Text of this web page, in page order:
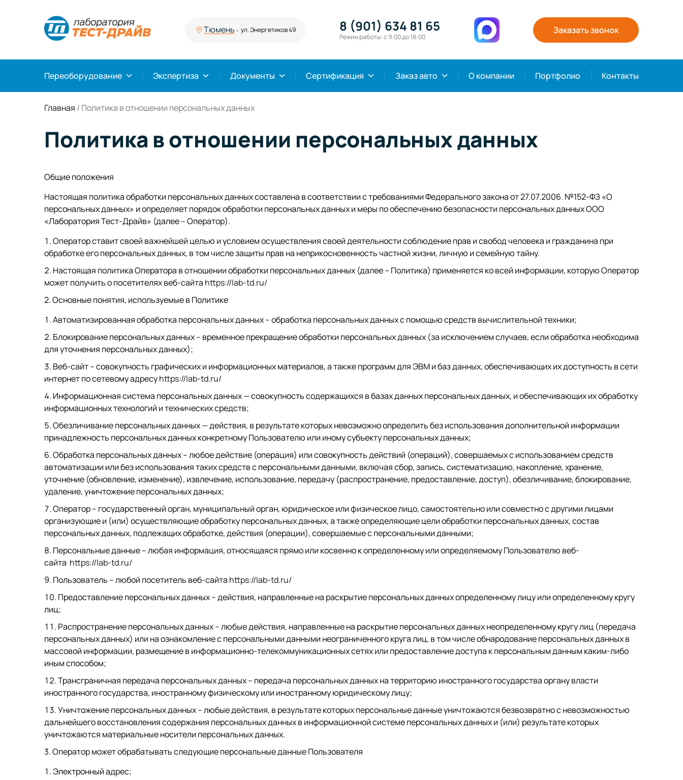
Тюмень ул. Энергетиков 49 8 (901) 634 81 65
Режим работы: с 9:00 до 18:00
Заказать звонок
Переоборудование Экспертиза Документы Сертификация Заказ авто О компании Портфолио Контакты
Главная / Политика в отношении персональных данных
Политика в отношении персональных данных
Общие положения
Настоящая политика обработки персональных данных составлена в соответствии с требованиями Федерального закона от 27.07.2006. №152-ФЗ «О
персональных данных» и определяет порядок обработки персональных данных и меры по обеспечению безопасности персональных данных ООО
«Лаборатория Тест-Драйв» (далее – Оператор).
Оператор ставит своей важнейшей целью и условием осуществления своей деятельности соблюдение прав и свобод человека и гражданина при
обработке его персональных данных, в том числе защиты прав на неприкосновенность частной жизни, личную и семейную тайну.
Настоящая политика Оператора в отношении обработки персональных данных (далее – Политика) применяется ко всей информации, которую Оператор
может получить о посетителях веб-сайта https://lab-td.ru/
2. Основные понятия, используемые в Политике
Автоматизированная обработка персональных данных – обработка персональных данных с помощью средств вычислительной техники;
Блокирование персональных данных – временное прекращение обработки персональных данных (за исключением случаев, если обработка необходима
для уточнения персональных данных);
Веб-сайт – совокупность графических и информационных материалов, а также программ для ЭВМ и баз данных, обеспечивающих их доступность в сети
интернет по сетевому адресуhttps://lab-td.ru/
Информационная система персональных данных — совокупность содержащихся в базах данных персональных данных, и обеспечивающих их обработку
информационных технологий и технических средств;
Обезличивание персональных данных — действия, в результате которых невозможно определить без использования дополнительной информации
принадлежность персональных данных конкретному Пользователю или иному субъекту персональных данных;
Обработка персональных данных – любое действие (операция) или совокупность действий (операций), совершаемых с использованием средств
автоматизации или без использования таких средств с персональными данными, включая сбор, запись, систематизацию, накопление, хранение,
уточнение (обновление, изменение), извлечение, использование, передачу (распространение, предоставление, доступ), обезличивание, блокирование,
удаление, уничтожение персональных данных;
Оператор – государственный орган, муниципальный орган, юридическое или физическое лицо, самостоятельно или совместно с другими лицами
организующие и (или) осуществляющие обработку персональных данных, а также определяющие цели обработки персональных данных, состав
персональных данных, подлежащих обработке, действия (операции), совершаемые с персональными данными;
Персональные данные – любая информация, относящаяся прямо или косвенно к определенному или определяемому Пользователю веб-
сайта https://lab-td.ru/
Пользователь – любой посетитель веб-сайта https://lab-td.ru/
Предоставление персональных данных – действия, направленные на раскрытие персональных данных определенному лицу или определенному кругу
лиц;
Распространение персональных данных – любые действия, направленные на раскрытие персональных данных неопределенному кругу лиц (передача
персональных данных) или на ознакомление с персональными данными неограниченного круга лиц, в том числе обнародование персональных данных в
массовой информации, размещение в информационно-телекоммуникационных сетях или предоставление доступа к персональным данным каким-либо
иным способом;
Трансграничная передача персональных данных – передача персональных данных на территорию иностранного государства органу власти
иностранного государства, иностранному физическому или иностранному юридическому лицу;
Уничтожение персональных данных – любые действия, в результате которых персональные данные уничтожаются безвозвратно с невозможностью
дальнейшего восстановления содержания персональных данных в информационной системе персональных данных и (или) результате которых
уничтожаются материальные носители персональных данных.
3. Оператор может обрабатывать следующие персональные данные Пользователя
Электронный адрес;